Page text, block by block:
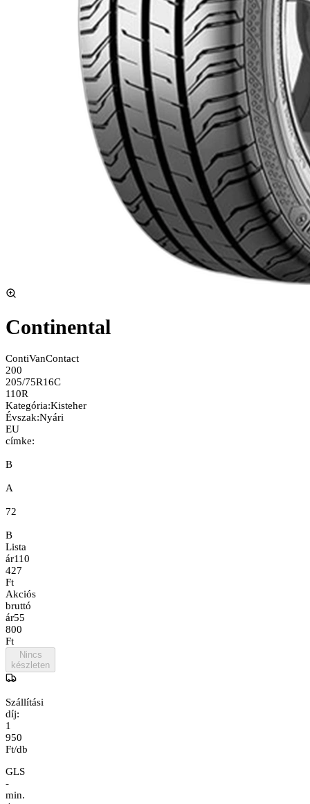
Continental
ContiVanContact
200
205/75R16C
110R
Kategória:Kisteher
Évszak:Nyári
EU
címke:
B
A
72
B
Lista
ár110
427
Ft
Akciós
bruttó
ár55
800
Ft
Nincs
készleten
Szállítási
díj:
1
950
Ft/db
GLS
-
min.